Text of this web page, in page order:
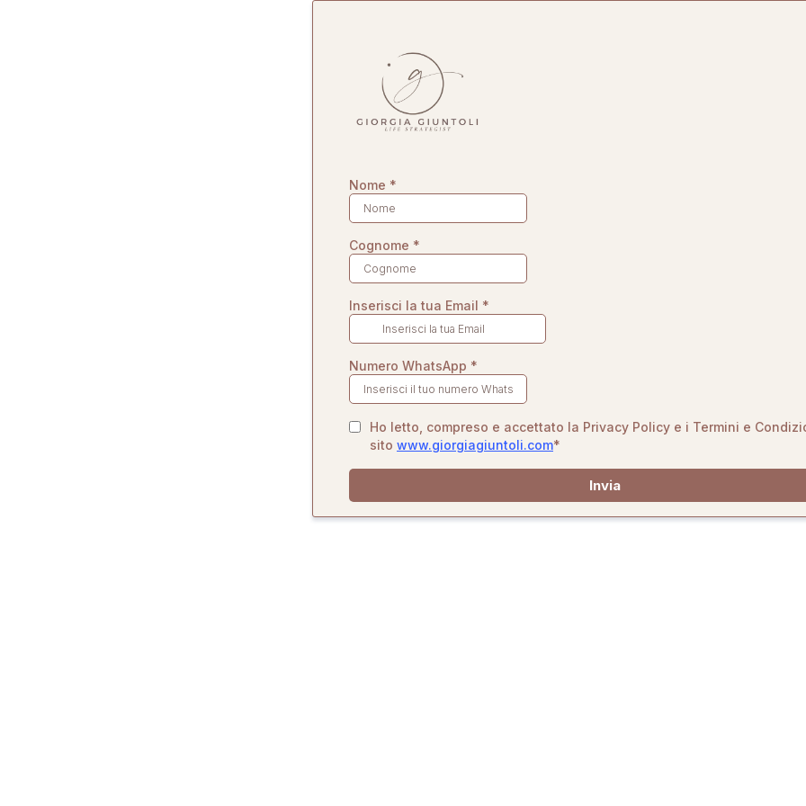
Nome *
Cognome *
Inserisci la tua Email *
Numero WhatsApp *
Ho letto, compreso e accettato la Privacy Policy e i Termini e
sito www.giorgiagiuntoli.com*
Invia